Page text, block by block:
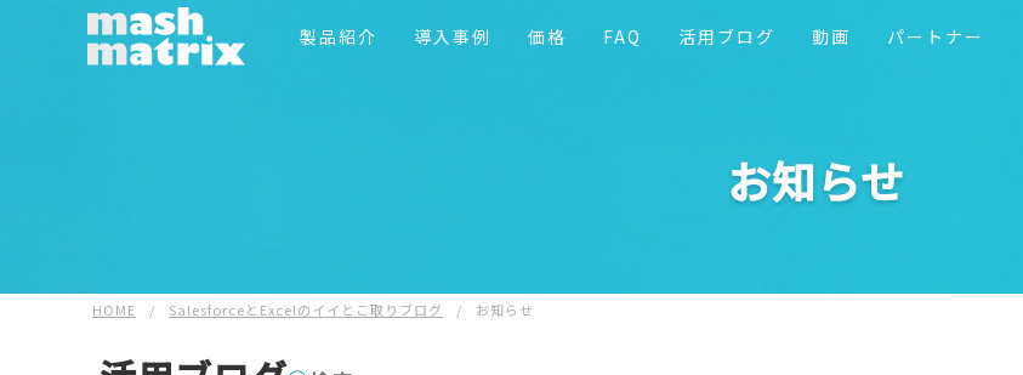
製品紹介 導入事例 価格 FAQ 活用ブログ 動画 パートナー
お知らせ
HOME / SalesforceとExcelのイイとこ取りブログ / お知らせ